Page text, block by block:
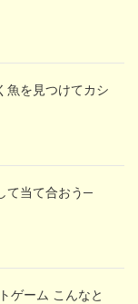
魚を見つけてカシ
て当て合おう─
ゲーム こんなと